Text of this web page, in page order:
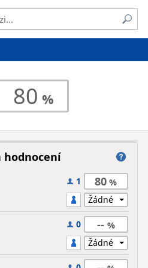
80
hodnocení
1 80
0 --